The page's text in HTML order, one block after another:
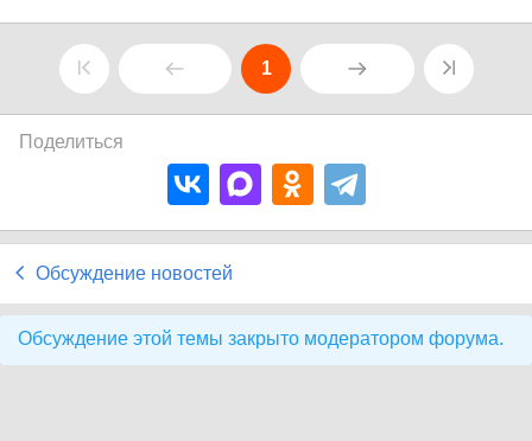
1
Поделиться
Обсуждение новостей
Обсуждение этой темы закрыто модератором форума.